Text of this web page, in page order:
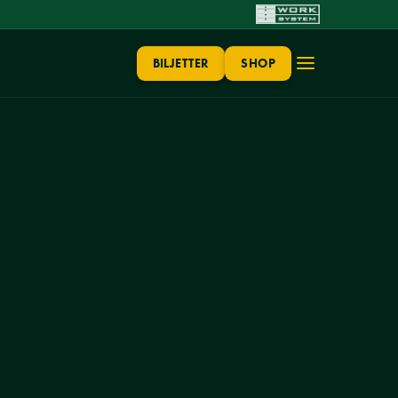
BILJETTER SHOP